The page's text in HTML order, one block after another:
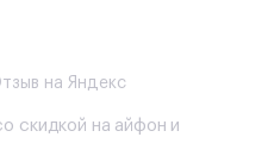
на Яндекс
скидкой на айфон и